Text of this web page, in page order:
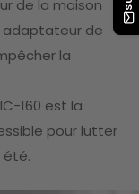
de la maison
adaptateur de
la
160 est la
pour lutter
été.